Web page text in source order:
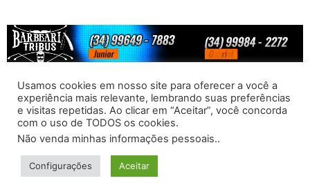
PONotícias
- Todos os direitos reservados -
Usamos cookies em nosso site para oferecer a você a
experiência mais relevante, lembrando suas preferências
e visitas repetidas. Ao clicar em “Aceitar”, você concorda
com o uso de TODOS os cookies.
Não venda minhas informações pessoais..
Configurações Aceitar